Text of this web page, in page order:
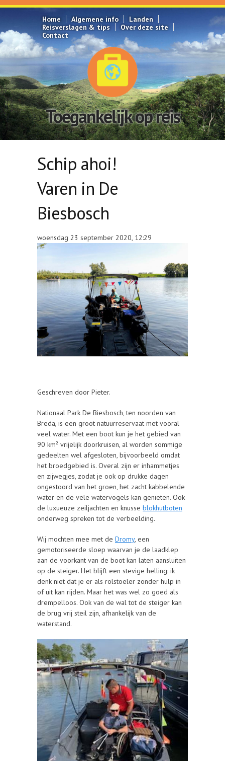
Overslaan en naar de inhoud gaan
Home
Algemene info
Landen
Reisverslagen & tips
Over deze site
Contact
Toegankelijk op reis
Schip ahoi!
Varen in De
Biesbosch
woensdag 23 september 2020, 12:29
Geschreven door Pieter.
Nationaal Park De Biesbosch, ten noorden van
Breda, is een groot natuurreservaat met vooral
veel water. Met een boot kun je het gebied van
90 km² vrijelijk doorkruisen, al worden sommige
gedeelten wel afgesloten, bijvoorbeeld omdat
het broedgebied is. Overal zijn er inhammetjes
en zijwegjes, zodat je ook op drukke dagen
ongestoord van het groen, het zacht kabbelende
water en de vele watervogels kan genieten. Ook
de luxueuze zeiljachten en knusse blokhutboten
onderweg spreken tot de verbeelding.
Wij mochten mee met de Dromy, een
gemotoriseerde sloep waarvan je de laadklep
aan de voorkant van de boot kan laten aansluiten
op de steiger. Het blijft een stevige helling: ik
denk niet dat je er als rolstoeler zonder hulp in
of uit kan rijden. Maar het was wel zo goed als
drempelloos. Ook van de wal tot de steiger kan
de brug vrij steil zijn, afhankelijk van de
waterstand.